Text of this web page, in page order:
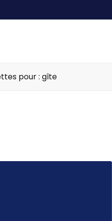
pour : gîte